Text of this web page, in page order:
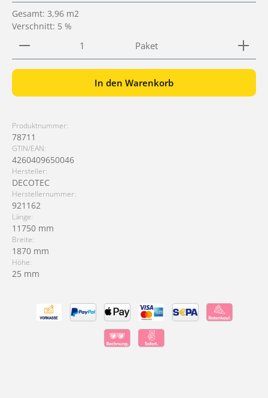
Gesamt: 3,96 m2
Verschnitt: 5 %
Produkt Anzahl: Gib den gewünschten Wert ein
Paket
In den Warenkorb
Produktnummer:
78711
GTIN/EAN:
4260409650046
Hersteller:
DECOTEC
Herstellernummer:
921162
Länge:
11750 mm
Breite:
1870 mm
Höhe:
25 mm